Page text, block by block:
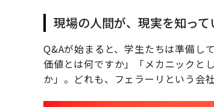
現場の人間が、現実を知って
Q&Aが始まると、学生たちは準備し
価値とは何ですか」「メカニックと
か」。どれも、フェラーリという会